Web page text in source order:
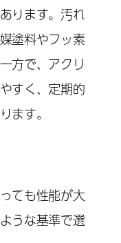
ります。汚れ
塗料やフッ素
方で、アクリ
すく、定期的
ます。
ても性能が大
うな基準で選